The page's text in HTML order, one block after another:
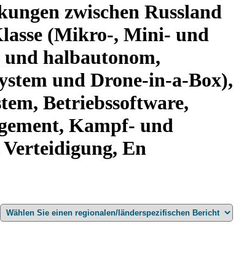
zwischen Russland
(Mikro-, Mini- und
und halbautonom,
und Drone-in-a-Box),
Betriebssoftware,
Kampf- und
En